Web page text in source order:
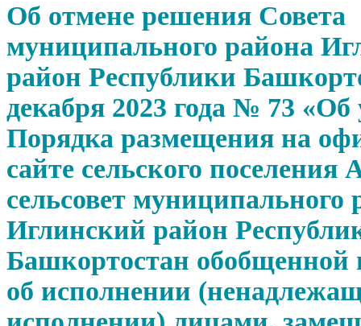
Об отмене решения Совета
муниципального района
район Республики
декабря 2023 года № 73
Порядка размещения на
сайте сельского поселения
сельсовет муниципального
Иглинский район
Башкортостан
об исполнении